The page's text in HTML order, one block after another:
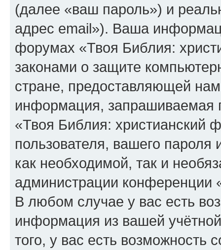
(далее «ваш пароль») и
адрес email»). Ваша
форумах «Твоя Библия:
законами о защите
стране, предоставляющей
информация, запрашиваемая
«Твоя Библия: христианский
пользователя, вашего
как необходимой, так и
администрации конференции
В любом случае у вас есть
информация из вашей
того, у вас есть возможность